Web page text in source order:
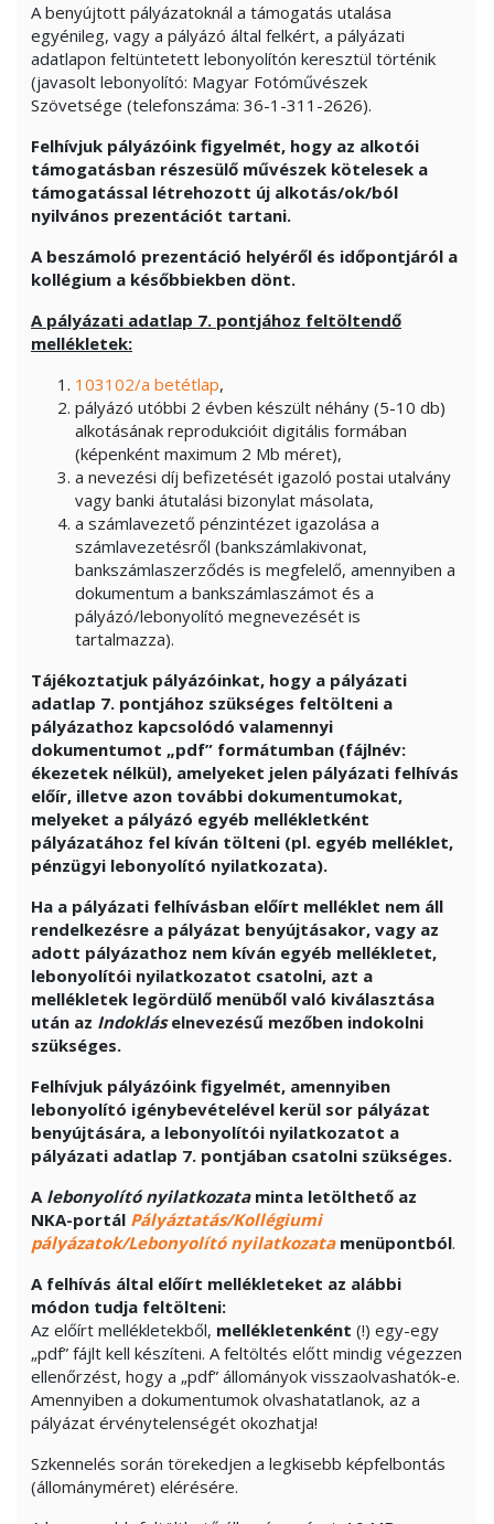
A benyújtott pályázatoknál a támogatás utalása
egyénileg, vagy a pályázó által felkért, a pályázati
adatlapon feltüntetett lebonyolítón keresztül történik
(javasolt lebonyolító: Magyar Fotóművészek
Szövetsége (telefonszáma: 36-1-311-2626).
Felhívjuk pályázóink figyelmét, hogy az alkotói
támogatásban részesülő művészek kötelesek a
támogatással létrehozott új alkotás/ok/ból
nyilvános prezentációt tartani.
A beszámoló prezentáció helyéről és időpontjáról a
kollégium a későbbiekben dönt.
A pályázati adatlap 7. pontjához feltöltendő
mellékletek:
103102/a betétlap,
pályázó utóbbi 2 évben készült néhány (5-10 db)
alkotásának reprodukcióit digitális formában
(képenként maximum 2 Mb méret),
a nevezési díj befizetését igazoló postai utalvány
vagy banki átutalási bizonylat másolata,
a számlavezető pénzintézet igazolása a
számlavezetésről (bankszámlakivonat,
bankszámlaszerződés is megfelelő, amennyiben a
dokumentum a bankszámlaszámot és a
pályázó/lebonyolító megnevezését is
tartalmazza).
Tájékoztatjuk pályázóinkat, hogy a pályázati
adatlap 7. pontjához szükséges feltölteni a
pályázathoz kapcsolódó valamennyi
dokumentumot „pdf” formátumban (fájlnév:
ékezetek nélkül), amelyeket jelen pályázati felhívás
előír, illetve azon további dokumentumokat,
melyeket a pályázó egyéb mellékletként
pályázatához fel kíván tölteni (pl. egyéb melléklet,
pénzügyi lebonyolító nyilatkozata).
Ha a pályázati felhívásban előírt melléklet nem áll
rendelkezésre a pályázat benyújtásakor, vagy az
adott pályázathoz nem kíván egyéb mellékletet,
lebonyolítói nyilatkozatot csatolni, azt a
mellékletek legördülő menüből való kiválasztása
után az Indokláselnevezésű mezőben indokolni
szükséges.
Felhívjuk pályázóink figyelmét, amennyiben
lebonyolító igénybevételével kerül sor pályázat
benyújtására, a lebonyolítói nyilatkozatot a
pályázati adatlap 7. pontjában csatolni szükséges.
A lebonyolító nyilatkozataminta letölthető az
NKA-portál Pályáztatás/Kollégiumi
pályázatok/Lebonyolító nyilatkozatamenüpontból.
A felhívás által előírt mellékleteket az alábbi
módon tudja feltölteni:
Az előírt mellékletekből, mellékletenként (!) egy-egy
„pdf” fájlt kell készíteni. A feltöltés előtt mindig végezzen
ellenőrzést, hogy a „pdf” állományok visszaolvashatók-e.
Amennyiben a dokumentumok olvashatatlanok, az a
pályázat érvénytelenségét okozhatja!
Szkennelés során törekedjen a legkisebb képfelbontás
(állományméret) elérésére.